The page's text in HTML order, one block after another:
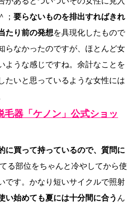
； 要らないものを排出すればきれ
たり前の発想を具現化したもので
らなかったのですが、ほとんど女
ような感じですね。余計なことを
たいと思っているような女性には
毛器「ケノン」公式ショッ
に買って持っているので、質問に
る部位をちゃんと冷やしてから使
です。かなり短いサイクルで照射
い始めても夏には十分間に合う ん